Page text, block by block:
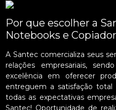
Por que escolher a
Notebooks e
A Santec comercializa seus
relações empresariais,
excelência em oferecer
entreguem a satisfação total
todas as expectativas
Santec! Oportunidade de